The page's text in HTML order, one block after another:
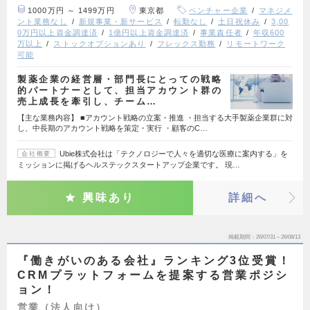
1000万円 ～ 1499万円 東京都 ベンチャー企業
マネジメ
ント業務なし
新規事業・新サービス 転勤なし 土日祝休み
3,00
0万円以上資金調達済
1億円以上資金調達済 事業責任者
年収600
万以上
ストックオプションあり フレックス勤務
リモートワーク
可能
製薬企業の経営層・部門長にとっての戦略
的パートナーとして、担当アカウント群の
売上成長を牽引し、チーム…
【主な業務内容】 ■アカウント戦略の立案・推進 ・担当する大手製薬企業群に対
し、中長期のアカウント戦略を策定・実行 ・顧客のC…
会社概要
Ubie株式会社は「テクノロジーで人々を適切な医療に案内する」を
ミッションに掲げるヘルステックスタートアップ企業です。 現…
興味あり 詳細へ
掲載期間 26/07/31～26/08/13
『働きがいのある会社』ランキング3位受賞！
CRMプラットフォームを提案する営業ポジシ
ョン！
営業（法人向け）